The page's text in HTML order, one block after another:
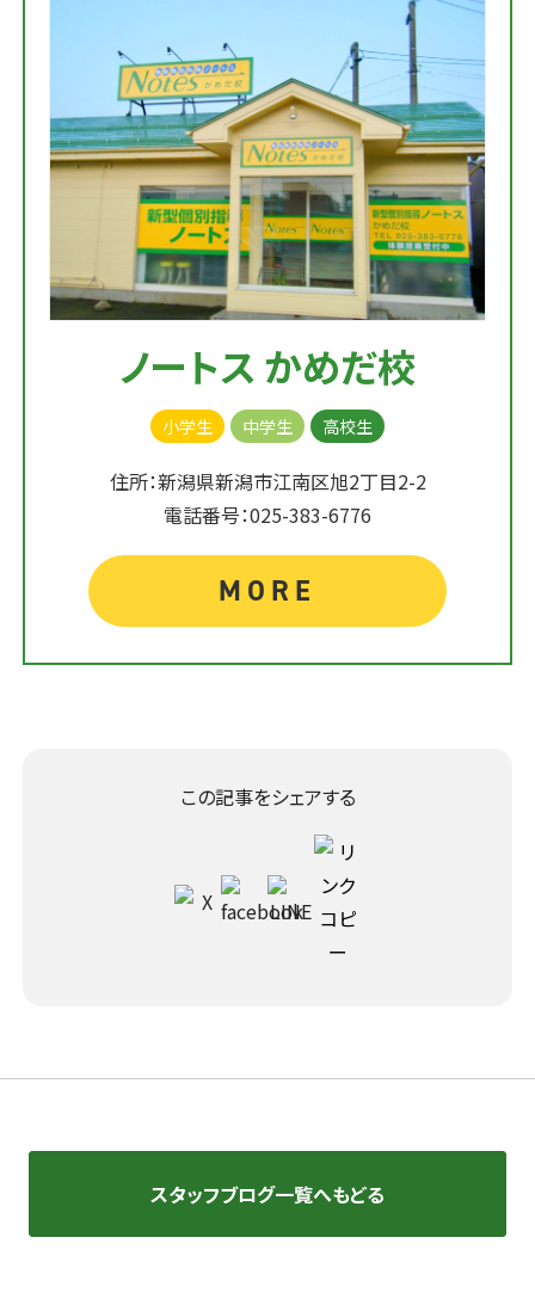
ノートス かめだ校
小学生 中学生 高校生
住所：新潟県新潟市江南区旭2丁目2-2
電話番号：025-383-6776
MORE
この記事をシェアする
スタッフブログ一覧へもどる